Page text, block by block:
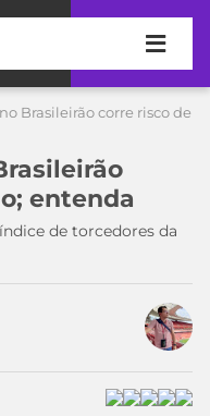
Brasileirão corre risco de
entenda
de torcedores da